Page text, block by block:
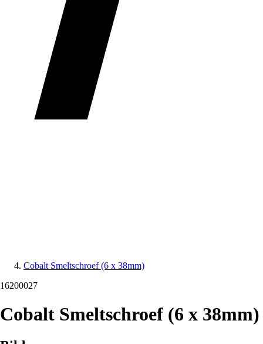
Cobalt Smeltschroef (6 x 38mm)
16200027
Cobalt Smeltschroef (6 x 38mm)